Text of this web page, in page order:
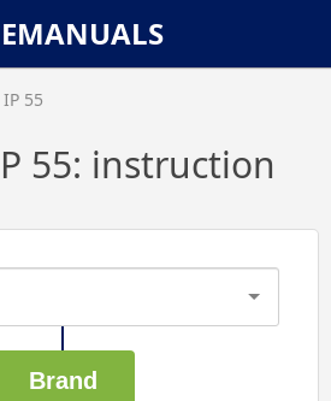
EMANUALS
55
55: instruction